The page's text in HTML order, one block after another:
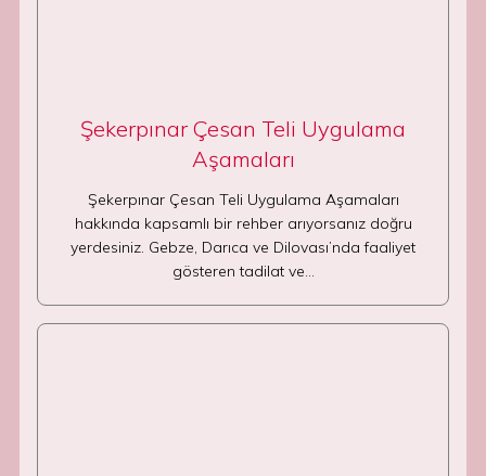
Şekerpınar Çesan Teli Uygulama
Aşamaları
Şekerpınar Çesan Teli Uygulama Aşamaları
hakkında kapsamlı bir rehber arıyorsanız doğru
yerdesiniz. Gebze, Darıca ve Dilovası’nda faaliyet
gösteren tadilat ve…